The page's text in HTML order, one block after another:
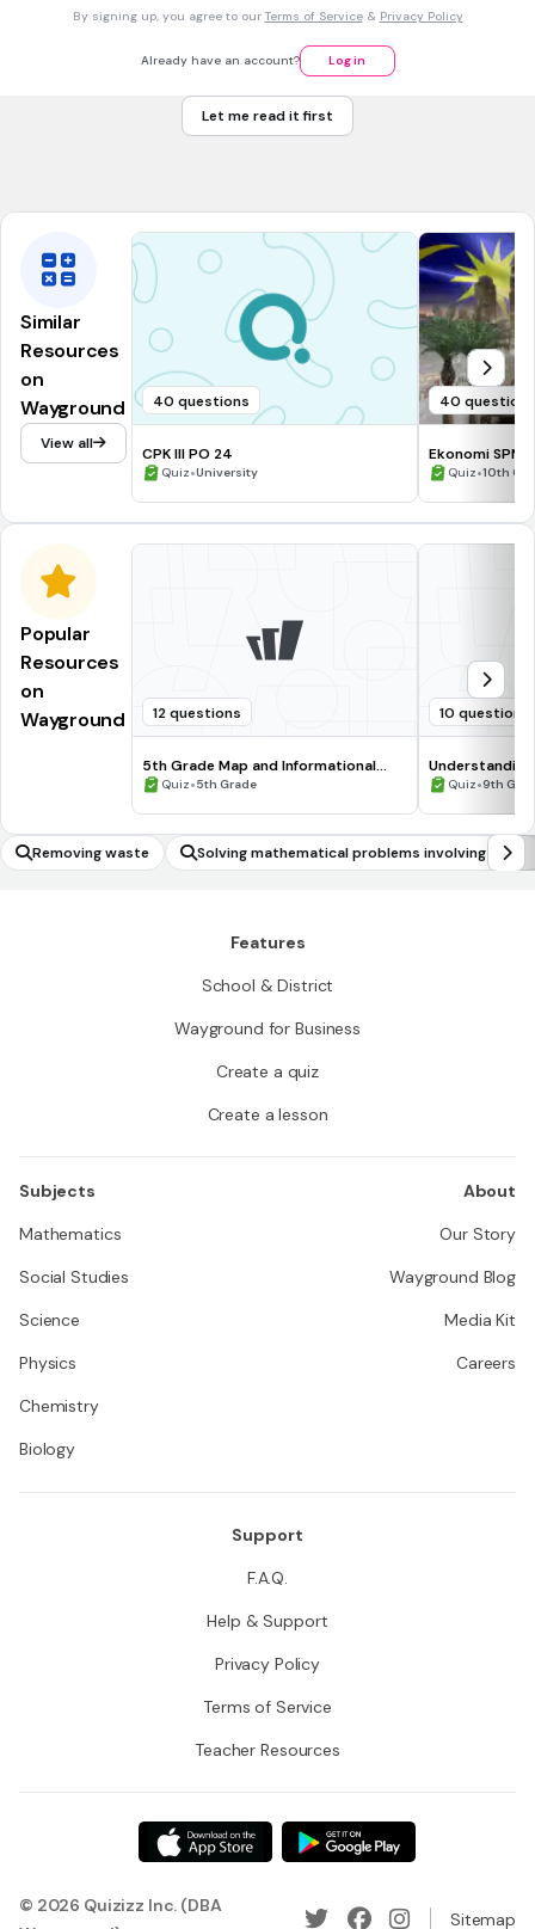
By signing up, you agree to our Terms of Service& Privacy Policy
Already have an account? Log in
Let me read it first
Similar
Resources
on
Wayground
View all
40 questions
CPK III PO 24
Quiz•University
40
Ekonomi SPM
Quiz•10th
Popular
Resources
on
Wayground
12 questions
5th Grade Map and Informational
Processing Skills
Quiz•5th Grade
10 questions
Quiz•9th
Removing waste
Solving mathematical problems involving all for
ms of rational numbers
Features
School & District
Wayground for Business
Create a quiz
Create a lesson
Subjects
Mathematics
Social Studies
Science
Physics
Chemistry
Biology
About
Our Story
Wayground Blog
Media Kit
Careers
Support
F.A.Q.
Help & Support
Privacy Policy
Terms of Service
Teacher Resources
© 2026 Quizizz Inc. (DBA
Sitemap